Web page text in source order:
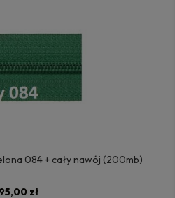
084 + cały nawój (200mb)
95,00 zł